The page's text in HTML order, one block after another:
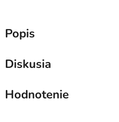
Popis
Diskusia
Hodnotenie